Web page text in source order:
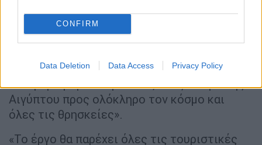
CONFIRM
Data Deletion Data Access Privacy Policy
οικολογικούς ξενώνες, μεγάλο κέντρο
επισκεπτών, καθώς και την επέκταση του
τοπικού αεροδρομίου και τελεφερίκπρος το
Όρος Μωυσή.
Η κυβέρνηση το παρουσιάζει ως «δώρο της
Αιγύπτου προς ολόκληρο τον κόσμο και
όλες τις θρησκείες».
«Το έργο θα παρέχει όλες τις τουριστικές